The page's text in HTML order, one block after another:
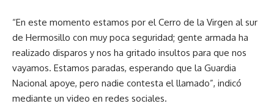
“En este momento estamos por el Cerro de la Virgen al sur
de Hermosillo con muy poca seguridad; gente armada ha
realizado disparos y nos ha gritado insultos para que nos
vayamos. Estamos paradas, esperando que la Guardia
Nacional apoye, pero nadie contesta el llamado”, indicó
mediante un video en redes sociales.